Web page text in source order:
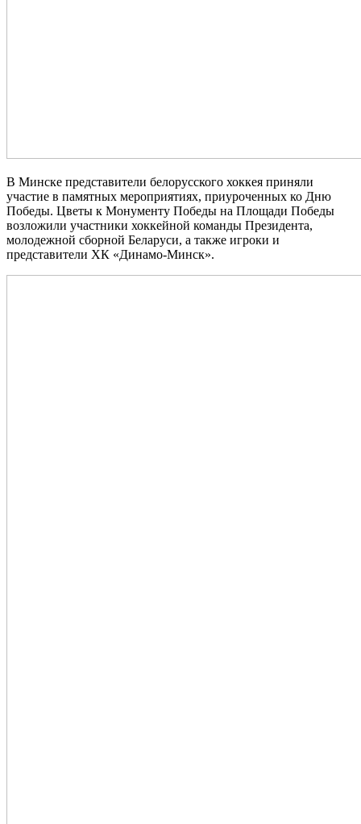
В Минске представители белорусского хоккея приняли
участие в памятных мероприятиях, приуроченных ко Дню
Победы. Цветы к Монументу Победы на Площади Победы
возложили участники хоккейной команды Президента,
молодежной сборной Беларуси, а также игроки и
представители ХК «Динамо‑Минск».